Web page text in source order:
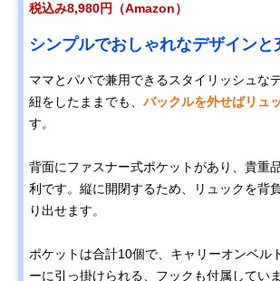
税込み8,980円（Amazon）
シンプルでおしゃれなデザインと
ママとパパで兼用できるスタイリッシュな
紐をしたままでも、 バックルを外せばリュ
す。
背面にファスナー式ポケットがあり、貴重
利です。縦に開閉するため、リュックを背
り出せます。
ポケットは合計10個で、キャリーオンベル
ーに引っ掛けられる、フックも付属していま